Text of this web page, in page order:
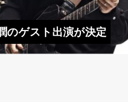
のゲスト出演が決定